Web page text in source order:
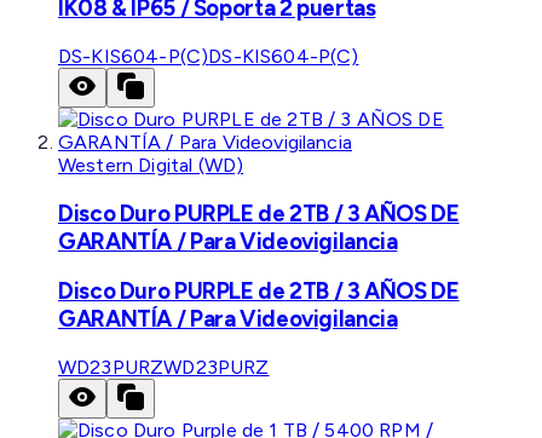
IK08 & IP65 / Soporta 2 puertas
DS-KIS604-P(C)DS-KIS604-P(C)
Western Digital (WD)
Disco Duro PURPLE de 2TB / 3 AÑOS DE
GARANTÍA / Para Videovigilancia
Disco Duro PURPLE de 2TB / 3 AÑOS DE
GARANTÍA / Para Videovigilancia
WD23PURZWD23PURZ